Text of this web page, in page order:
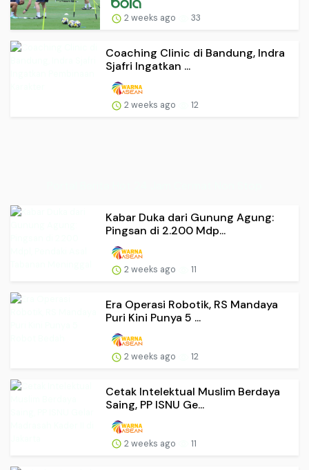
2 weeks ago 33
Coaching Clinic di Bandung, Indra
Sjafri Ingatkan ...
2 weeks ago 12
Kabar Duka dari Gunung Agung:
Pingsan di 2.200 Mdp...
2 weeks ago 11
Era Operasi Robotik, RS Mandaya
Puri Kini Punya 5 ...
2 weeks ago 12
Cetak Intelektual Muslim Berdaya
Saing, PP ISNU Ge...
2 weeks ago 11